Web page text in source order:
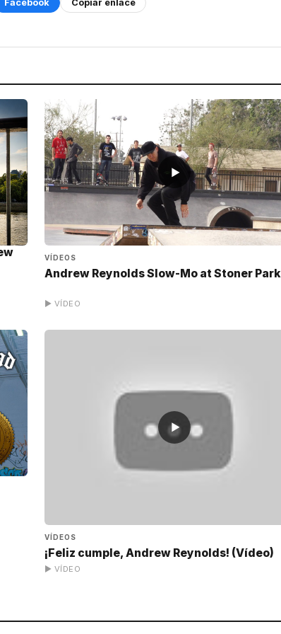
Facebook Copiar enlace
▶
VÍDEOS
Andrew Reynolds Slow-Mo at Stoner Park
▶ VÍDEO
▶
VÍDEOS
¡Feliz cumple, Andrew Reynolds! (Vídeo)
▶ VÍDEO